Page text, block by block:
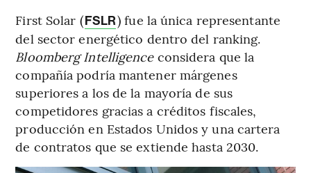
First Solar (FSLR) fue la única representante
del sector energético dentro del ranking.
Bloomberg Intelligenceconsidera que la
compañía podría mantener márgenes
superiores a los de la mayoría de sus
competidores gracias a créditos fiscales,
producción en Estados Unidos y una cartera
de contratos que se extiende hasta 2030.